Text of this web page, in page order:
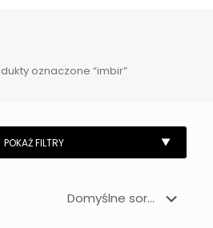
oznaczone “imbir”